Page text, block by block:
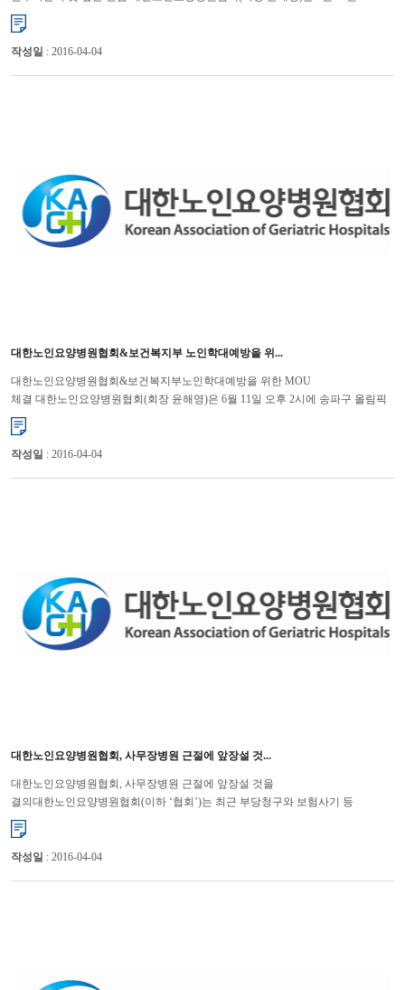
오후 12시에 삼성동 인터컨티넨탈 서울 코엑스 호텔에�...
작성일 : 2016-04-04
대한노인요양병원협회&보건복지부 노인학대예방을 위...
대한노인요양병원협회&보건복지부노인학대예방을 위한 MOU
체결 대한노인요양병원협회(회장 윤해영)은 6월 11일 오후 2시에 송파구 올림픽
파크텔에서 열린 「제8회 세계 노인학대 인식의 날」 기념식에서 보건복지부
(장...
작성일 : 2016-04-04
대한노인요양병원협회, 사무장병원 근절에 앞장설 것...
대한노인요양병원협회, 사무장병원 근절에 앞장설 것을
결의대한노인요양병원협회(이하 ‘협회’)는 최근 부당청구와 보험사기 등
사회적으로 물의를 일으키고 있는 소위 ‘사무장병원’과 관련하여 협회 차원의 ...
작성일 : 2016-04-04